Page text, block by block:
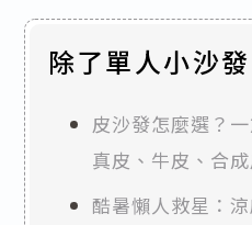
除了單人小沙
皮沙發怎麼選？
真皮、牛皮、合成
酷暑懶人救星：